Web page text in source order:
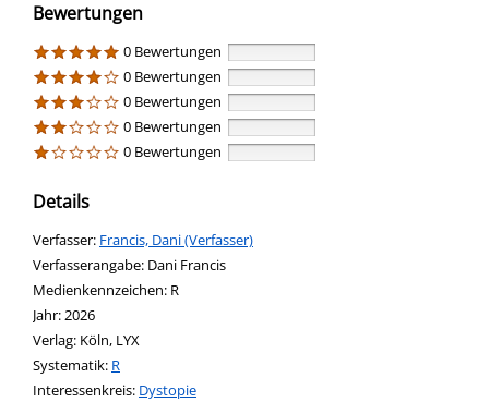
Bewertungen
0 Bewertungen
0 Bewertungen
0 Bewertungen
0 Bewertungen
0 Bewertungen
Details
Verfasser: Suche nach diesem Verfasser
Francis, Dani (Verfasser)
Verfasserangabe: Dani Francis
Medienkennzeichen: R
Jahr:2026
Verlag: Köln, LYX
opens in new tab
Diesen Link in neuem Tab öffnen
Systematik: Suche nach dieser Systematik
R
Interessenkreis: Suche nach diesem Interessenskreis
Dystopie